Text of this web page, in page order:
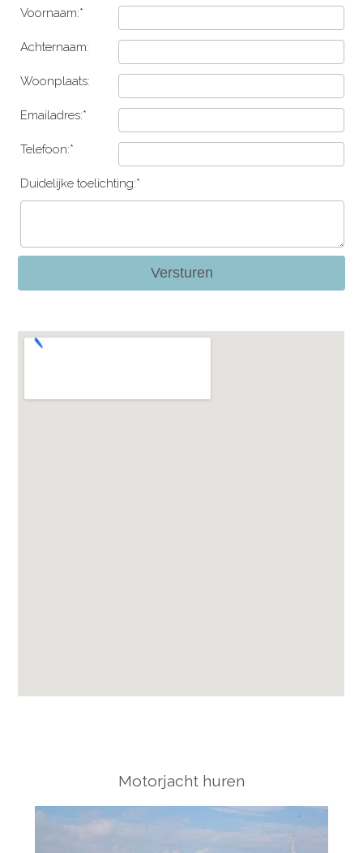
Voornaam:*
Achternaam:
Woonplaats:
Emailadres:*
Telefoon:*
Duidelijke toelichting:*
Motorjacht huren